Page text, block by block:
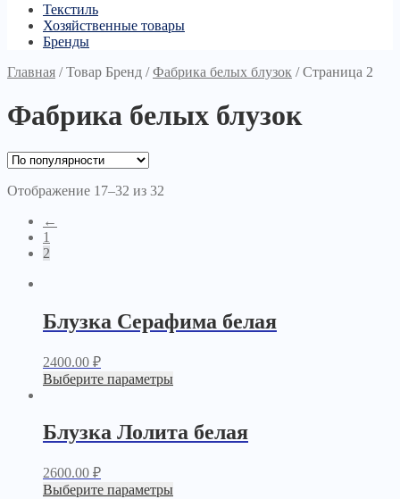
Текстиль
Хозяйственные товары
Бренды
Главная /Товар Бренд /Фабрика белых блузок /Страница 2
Фабрика белых блузок
Отображение 17–32 из 32
←
1
2
Блузка Серафима белая
2400.00 ₽
Выберите параметры
Блузка Лолита белая
2600.00 ₽
Выберите параметры